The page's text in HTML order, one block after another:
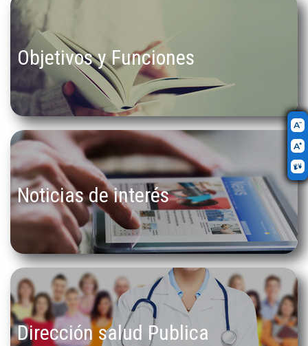
Objetivos y Funciones
Noticias de interés
Dirección salud Publica